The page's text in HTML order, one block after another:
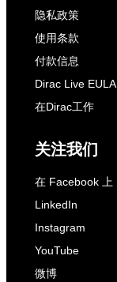
隐私政策
使用条款
付款信息
Dirac Live EULA
在Dirac工作
关注我们
在 Facebook 上
LinkedIn
Instagram
YouTube
微博